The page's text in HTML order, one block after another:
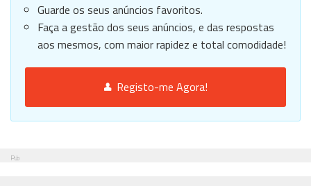
Guarde os seus anúncios favoritos.
Faça a gestão dos seus anúncios, e das respostas
aos mesmos, com maior rapidez e total comodidade!
Registo-me Agora!
Pub